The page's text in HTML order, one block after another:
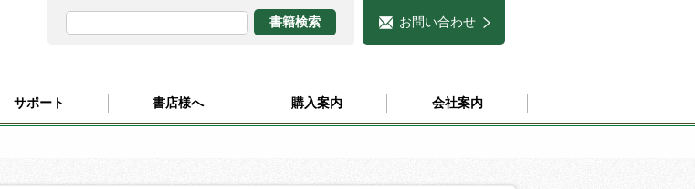
お問い合わせ
サポート 書店様へ 購入案内 会社案内